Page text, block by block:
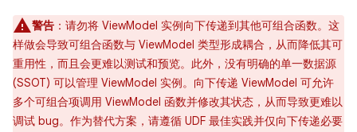
警告 ：请勿将 ViewModel 实例向下传递到其他可组合函数。这
样做会导致可组合函数与 ViewModel 类型形成耦合，从而降低其可
重用性，而且会更难以测试和预览。此外，没有明确的单一数据源
(SSOT) 可以管理 ViewModel 实例。向下传递 ViewModel 可允许
多个可组合项调用 ViewModel 函数并修改其状态，从而导致更难以
调试 bug。作为替代方案，请遵循 UDF 最佳实践并仅向下传递必要